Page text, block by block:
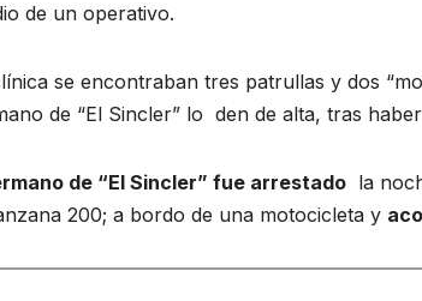
de un operativo.
se encontraban tres patrullas y dos
de “El Sincler” lo den de alta, tras
de “El Sincler” fue arrestado la
200; a bordo de una motocicleta y